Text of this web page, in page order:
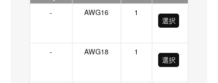
- AWG16
1
選択
- AWG18
1
選択